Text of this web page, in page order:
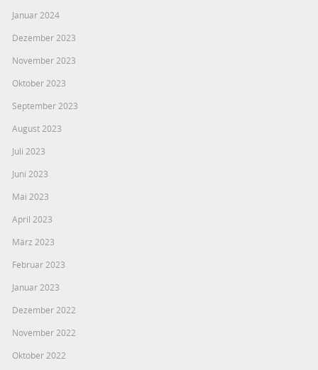
Januar 2024
Dezember 2023
November 2023
Oktober 2023
September 2023
August 2023
Juli 2023
Juni 2023
Mai 2023
April 2023
März 2023
Februar 2023
Januar 2023
Dezember 2022
November 2022
Oktober 2022